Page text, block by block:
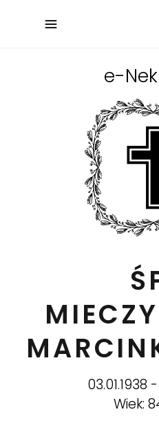
e-
03.01.1938
Wiek: